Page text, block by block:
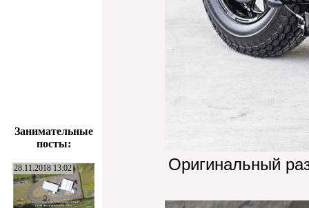
Занимательные
посты:
28.11.2018 13:02 Оригинальный